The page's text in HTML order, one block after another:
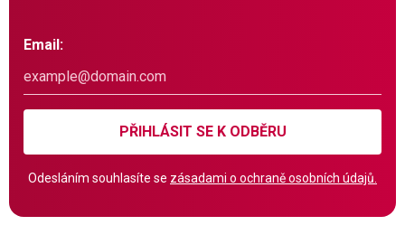
Email:
PŘIHLÁSIT SE K ODBĚRU
Odesláním souhlasíte se zásadami o ochraně osobních údajů.